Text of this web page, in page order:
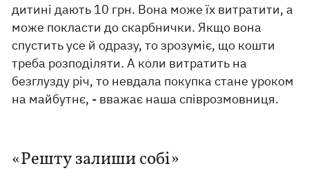
дитині дають 10 грн. Вона може їх витратити, а
може покласти до скарбнички. Якщо вона
спустить усе й одразу, то зрозуміє, що кошти
треба розподіляти. А коли витратить на
безглузду річ, то невдала покупка стане уроком
на майбутнє, - вважає наша співрозмовниця.
«Решту залиши собі»